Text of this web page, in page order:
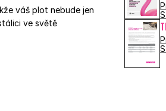
váš plot nebude jen
ve světě